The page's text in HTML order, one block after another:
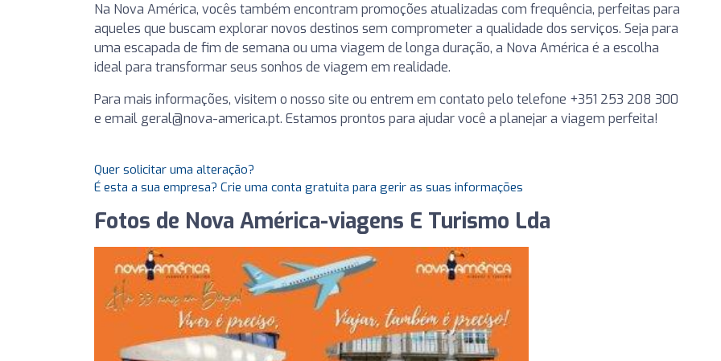
Na Nova América, vocês também encontram promoções atualizadas com frequência, perfeitas para
aqueles que buscam explorar novos destinos sem comprometer a qualidade dos serviços. Seja para
uma escapada de fim de semana ou uma viagem de longa duração, a Nova América é a escolha
ideal para transformar seus sonhos de viagem em realidade.
Para mais informações, visitem o nosso site ou entrem em contato pelo telefone +351 253 208 300
e email geral@nova-america.pt. Estamos prontos para ajudar você a planejar a viagem perfeita!
Quer solicitar uma alteração?
É esta a sua empresa? Crie uma conta gratuita para gerir as suas informações
Fotos de Nova América-viagens E Turismo Lda